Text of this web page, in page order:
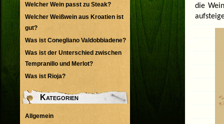
die
Welcher Wein passt zu Steak?
Welcher Weißwein aus Kroatien ist
gut?
Was ist Conegliano Valdobbiadene?
Was ist der Unterschied zwischen
Tempranillo und Merlot?
Was ist Rioja?
Kategorien
Allgemein